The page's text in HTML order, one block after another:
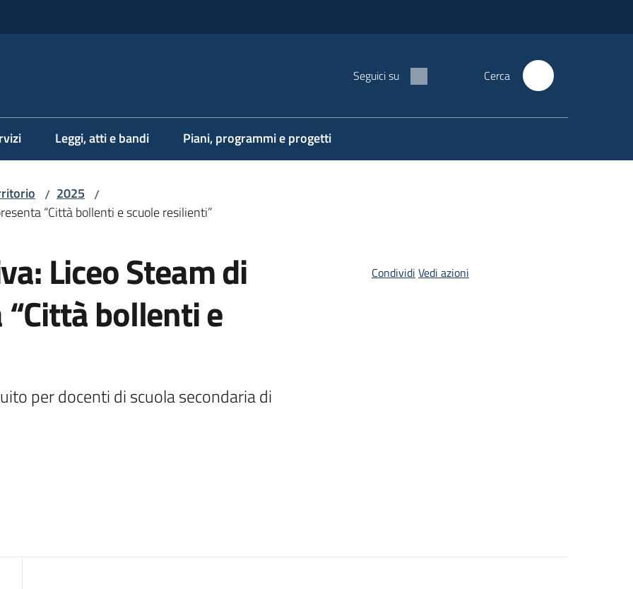
Seguici su Cerca
Leggi, atti e bandi Piani, programmi e progetti
/ 2025 /
“Città bollenti e scuole resilienti”
Liceo Steam di
bollenti e
per docenti di scuola secondaria di
Condividi Vedi azioni